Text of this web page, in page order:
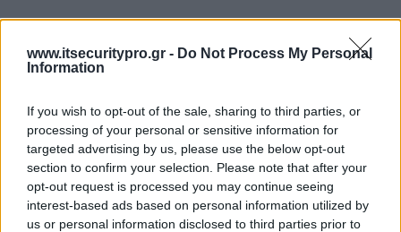
www.itsecuritypro.gr - Do Not Process My Personal
Information
If you wish to opt-out of the sale, sharing to third parties, or
processing of your personal or sensitive information for
targeted advertising by us, please use the below opt-out
section to confirm your selection. Please note that after your
opt-out request is processed you may continue seeing
interest-based ads based on personal information utilized by
us or personal information disclosed to third parties prior to